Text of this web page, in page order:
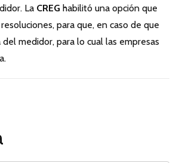
La CREG habilitó una opción que
para que, en caso de que
medidor, para lo cual las empresas